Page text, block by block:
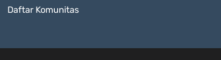
Daftar Komunitas